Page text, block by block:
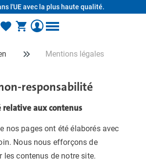
l'UE avec la plus haute qualité.
Mentions légales
responsabilité
relative aux contenus
nos pages ont été élaborés avec
Nous nous efforçons de
les contenus de notre site.